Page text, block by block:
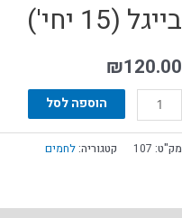
בייגל (15 יחי')
₪120.00
הוספה לסל
מק"ט: 107 קטגוריה:לחמים